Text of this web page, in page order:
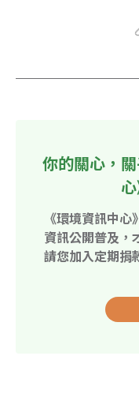
你的關心，
《環境資訊中
資訊公開普及，
請您加入定期捐